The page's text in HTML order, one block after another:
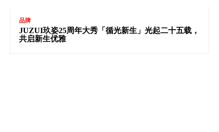
品牌
JUZUI玖姿25周年大秀「循光新生」光起二十五载，
共启新生优雅